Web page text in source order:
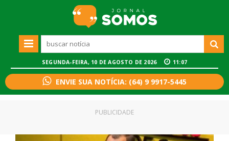
SEGUNDA-FEIRA, 10 DE AGOSTO DE 2026 11:07
ENVIE SUA NOTÍCIA: (64) 9 9917-5445
PUBLICIDADE